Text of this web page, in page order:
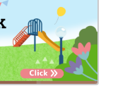
しに使えるものが多
るものもあるので、
んです♪ 今回はそ
商品とおすすめの値